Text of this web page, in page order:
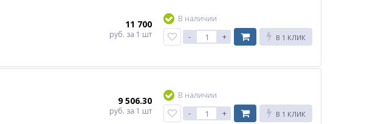
11 700
руб. за 1 шт
В наличии
- + В 1 КЛИК
9 506.30
руб. за 1 шт
В наличии
- + В 1 КЛИК